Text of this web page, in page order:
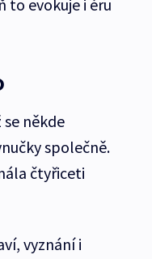
to evokuje i éru
někde
společně.
čtyřiceti
vyznání i